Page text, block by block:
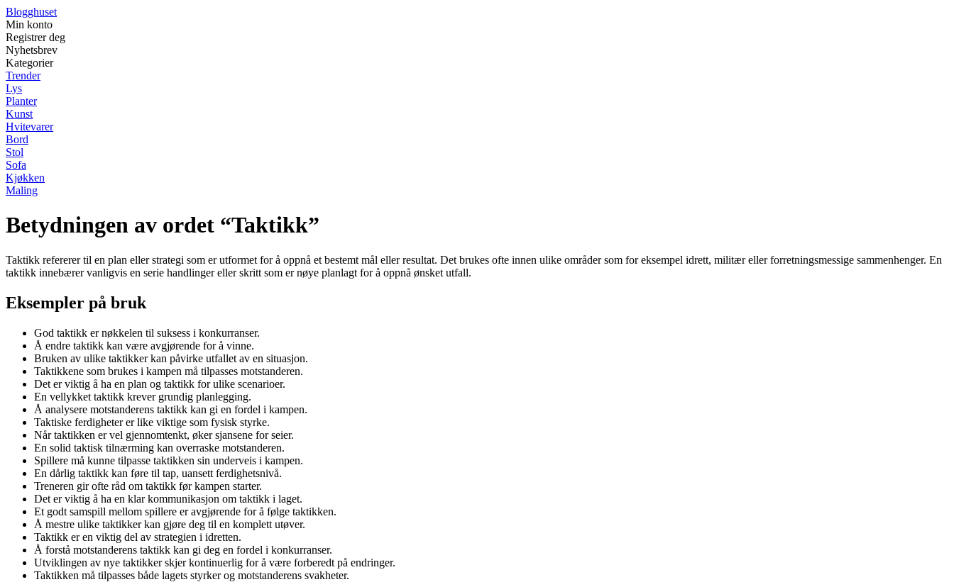
Blogghuset
Min konto
Registrer deg
Nyhetsbrev
Kategorier
Trender
Lys
Planter
Kunst
Hvitevarer
Bord
Stol
Sofa
Kjøkken
Maling
Betydningen av ordet “Taktikk”
Taktikk refererer til en plan eller strategi som er utformet for å oppnå et bestemt mål eller resultat. Det brukes ofte innen ulike områder som for eksempel idrett, militær eller forretningsmessige sammenhenger. En
taktikk innebærer vanligvis en serie handlinger eller skritt som er nøye planlagt for å oppnå ønsket utfall.
Eksempler på bruk
God taktikk er nøkkelen til suksess i konkurranser.
Å endre taktikk kan være avgjørende for å vinne.
Bruken av ulike taktikker kan påvirke utfallet av en situasjon.
Taktikkene som brukes i kampen må tilpasses motstanderen.
Det er viktig å ha en plan og taktikk for ulike scenarioer.
En vellykket taktikk krever grundig planlegging.
Å analysere motstanderens taktikk kan gi en fordel i kampen.
Taktiske ferdigheter er like viktige som fysisk styrke.
Når taktikken er vel gjennomtenkt, øker sjansene for seier.
En solid taktisk tilnærming kan overraske motstanderen.
Spillere må kunne tilpasse taktikken sin underveis i kampen.
En dårlig taktikk kan føre til tap, uansett ferdighetsnivå.
Treneren gir ofte råd om taktikk før kampen starter.
Det er viktig å ha en klar kommunikasjon om taktikk i laget.
Et godt samspill mellom spillere er avgjørende for å følge taktikken.
Å mestre ulike taktikker kan gjøre deg til en komplett utøver.
Taktikk er en viktig del av strategien i idretten.
Å forstå motstanderens taktikk kan gi deg en fordel i konkurranser.
Utviklingen av nye taktikker skjer kontinuerlig for å være forberedt på endringer.
Taktikken må tilpasses både lagets styrker og motstanderens svakheter.